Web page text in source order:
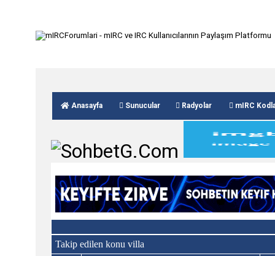
Anasayfa Sunucular Radyolar mIRC
Takip edilen konu villa